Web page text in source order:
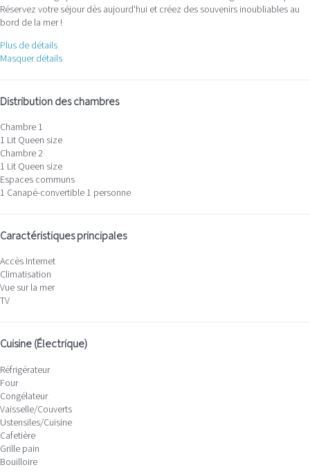
Réservez votre séjour dès aujourd'hui et créez des souvenirs inoubliables au
bord de la mer !
Plus de détails
Masquer détails
Distribution des chambres
Chambre 1
1 Lit Queen size
Chambre 2
1 Lit Queen size
Espaces communs
1 Canapé-convertible 1 personne
Caractéristiques principales
Accès Internet
Climatisation
Vue sur la mer
TV
Cuisine (Électrique)
Réfrigérateur
Four
Congélateur
Vaisselle/Couverts
Ustensiles/Cuisine
Cafetière
Grille pain
Bouilloire